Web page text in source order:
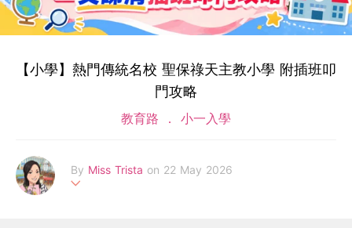
【小學】熱門傳統名校 聖保祿天主教小學 附插班叩
門攻略
教育路 小一入學
By Miss Trista on 22 May 2026